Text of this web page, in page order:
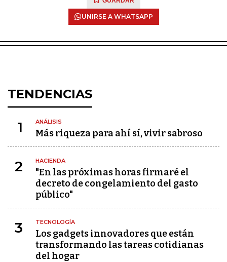
UNIRSE A WHATSAPP
TENDENCIAS
1 ANÁLISIS
Más riqueza para ahí sí, vivir sabroso
2 HACIENDA
"En las próximas horas firmaré el
decreto de congelamiento del gasto
público"
3 TECNOLOGÍA
Los gadgets innovadores que están
transformando las tareas cotidianas
del hogar